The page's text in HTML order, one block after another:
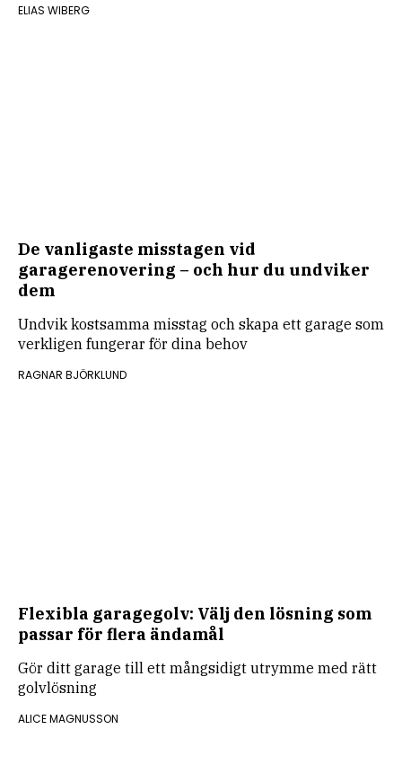
ELIAS WIBERG
De vanligaste misstagen vid
garagerenovering – och hur du undviker
dem
Undvik kostsamma misstag och skapa ett garage som
verkligen fungerar för dina behov
RAGNAR BJÖRKLUND
Flexibla garagegolv: Välj den lösning som
passar för flera ändamål
Gör ditt garage till ett mångsidigt utrymme med rätt
golvlösning
ALICE MAGNUSSON